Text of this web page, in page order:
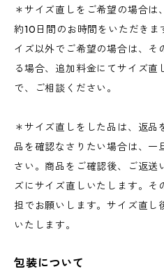
＊サイズ直しをご希望の場合
約10日間のお時間をいただき
イズ以外でご希望の場合は、そ
る場合、追加料金にてサイズ
で、ご相談ください。
＊サイズ直しをした品は、返
品を確認なさりたい場合は、一
さい。商品をご確認後、ご返送
ズにサイズ直しいたします。そ
担でお願いします。サイズ直し
いたします。
包装について